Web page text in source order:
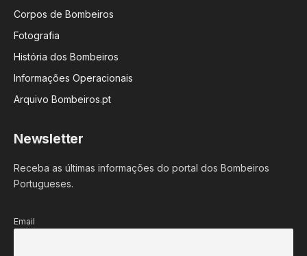
Corpos de Bombeiros
Fotografia
História dos Bombeiros
Informações Operacionais
Arquivo Bombeiros.pt
Newsletter
Receba as últimas informações do portal dos Bombeiros
Portugueses.
Email